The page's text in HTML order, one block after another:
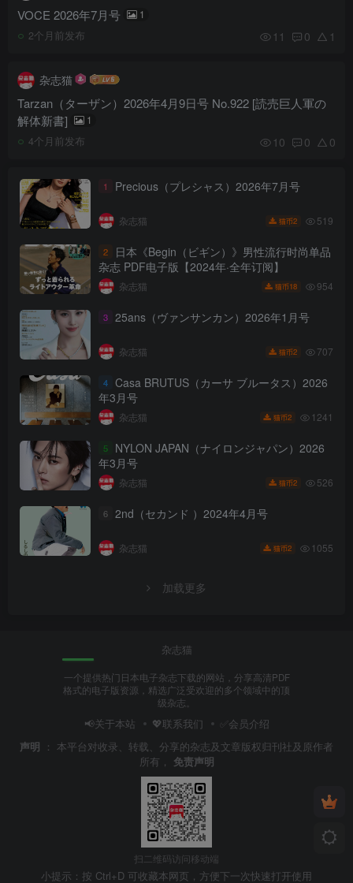
VOCE 2026年7月号 1
2个月前发布 11 0 1
杂志猫
Tarzan（ターザン）2026年4月9日号 No.922 [読売巨人軍の
解体新書]
1
4个月前发布 10 0 0
1 Precious（プレシャス）2026年7月号
杂志猫 猫币2 519
2
日本《Begin（ビギン）》男性流行时尚单品
杂志 PDF电子版【2024年·全年订阅】
杂志猫 猫币18 954
3 25ans（ヴァンサンカン）2026年1月号
杂志猫 猫币2 707
4 Casa BRUTUS（カーサ ブルータス）2026
年3月号
杂志猫 猫币2 1241
5
NYLON JAPAN（ナイロンジャパン）2026
年3月号
杂志猫 猫币2 526
6 2nd（セカンド ）2024年4月号
杂志猫 猫币2 1055
加载更多
杂志猫
一个提供热门日本电子杂志下载的网站，分享高清PDF
格式的电子版资源，精选广泛受欢迎的多个领域中的顶
级杂志。
📢关于本站 💖联系我们
✅会员介绍
声明 ： 本平台对收录、转载、分享的杂志及文章版权归刊社及原作者
所有， 免责声明
扫二维码访问移动端
小提示：按 Ctrl+D 可收藏本网页，方便下一次快速打开使用